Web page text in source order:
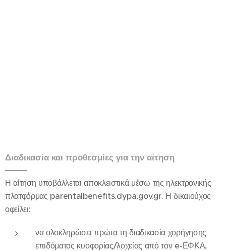
Διαδικασία και προθεσμίες για την αίτηση
Η αίτηση υποβάλλεται αποκλειστικά μέσω της ηλεκτρονικής
πλατφόρμας parentalbenefits.dypa.gov.gr. Η δικαιούχος
οφείλει:
να ολοκληρώσει πρώτα τη διαδικασία χορήγησης
επιδόματος κυοφορίας/λοχείας από τον e-ΕΦΚΑ,